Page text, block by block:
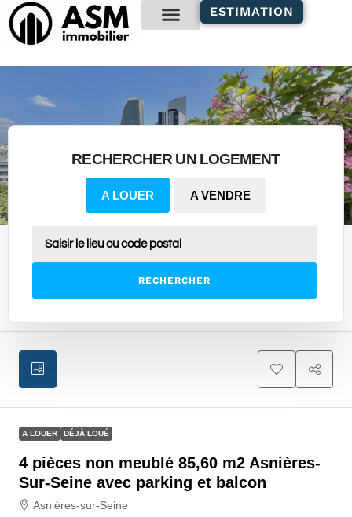
principal
ESTIMATION
RECHERCHER UN LOGEMENT
A LOUER A VENDRE
RECHERCHER
A LOUER DÉJÀ LOUÉ
4 pièces non meublé 85,60 m2 Asnières-
Sur-Seine avec parking et balcon
Asnières-sur-Seine